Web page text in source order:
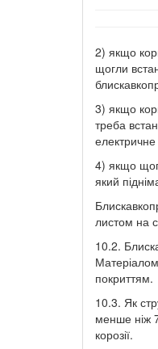
2) якщо
щогли
3) якщо
треба
4) якщо
який
листом на
10.2.
покриттям.
10.3. Як
менше ніж
корозії.